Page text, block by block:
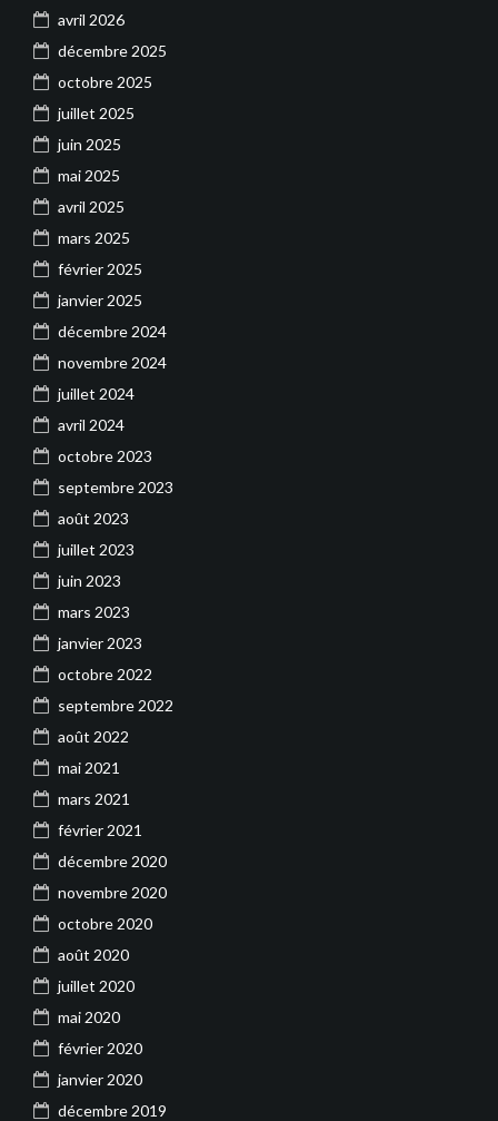
avril 2026
décembre 2025
octobre 2025
juillet 2025
juin 2025
mai 2025
avril 2025
mars 2025
février 2025
janvier 2025
décembre 2024
novembre 2024
juillet 2024
avril 2024
octobre 2023
septembre 2023
août 2023
juillet 2023
juin 2023
mars 2023
janvier 2023
octobre 2022
septembre 2022
août 2022
mai 2021
mars 2021
février 2021
décembre 2020
novembre 2020
octobre 2020
août 2020
juillet 2020
mai 2020
février 2020
janvier 2020
décembre 2019